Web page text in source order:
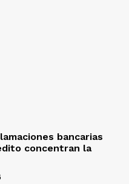
bancarias
concentran la